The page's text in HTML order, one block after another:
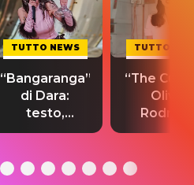
TUTTO NEWS
“Bangaranga”
di Dara:
testo,
traduzione e
del singolo
TUTTO
“The
Olivia
testo,